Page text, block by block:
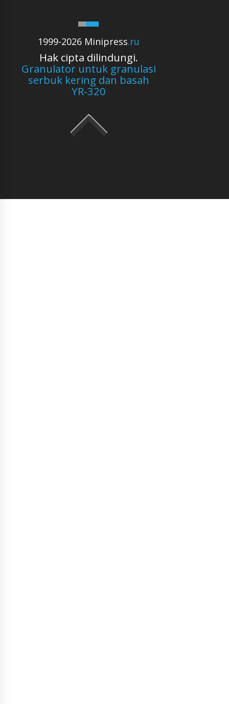
1999-2026 Minipress.ru
Hak cipta dilindungi.
Granulator untuk granulasi
serbuk kering dan basah
YR-320